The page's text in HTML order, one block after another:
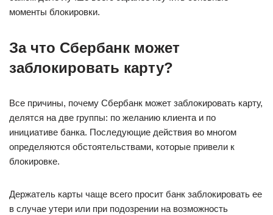
моменты блокировки.
За что Сбербанк может
заблокировать карту?
Все причины, почему Сбербанк может заблокировать карту,
делятся на две группы: по желанию клиента и по
инициативе банка. Последующие действия во многом
определяются обстоятельствами, которые привели к
блокировке.
Держатель карты чаще всего просит банк заблокировать ее
в случае утери или при подозрении на возможность